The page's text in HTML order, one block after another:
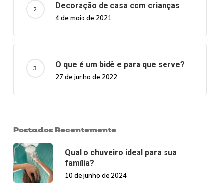
Decoração de casa com crianças
4 de maio de 2021
O que é um bidê e para que serve?
27 de junho de 2022
Postados Recentemente
Qual o chuveiro ideal para sua
família?
10 de junho de 2024